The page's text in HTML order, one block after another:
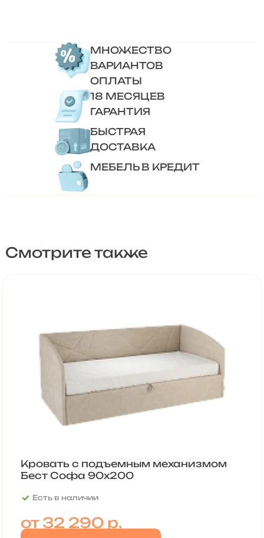
МНОЖЕСТВО
ВАРИАНТОВ
ОПЛАТЫ
18 МЕСЯЦЕВ
ГАРАНТИЯ
БЫСТРАЯ
ДОСТАВКА
МЕБЕЛЬ В КРЕДИТ
Смотрите также
Кровать с подъемным механизмом
Бест Софа 90х200
Есть в наличии
от 32 290 р.